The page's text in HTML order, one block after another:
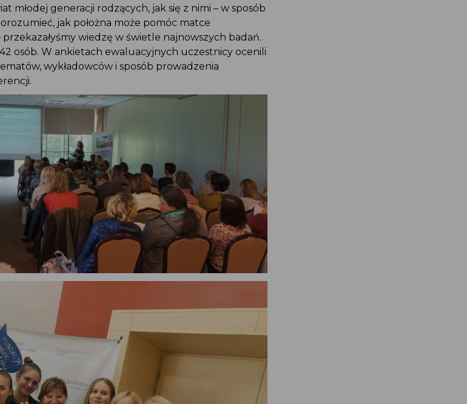
młodej generacji rodzących, jak się z nimi – w sposób
jak położna może pomóc matce
przekazałyśmy wiedzę w świetle najnowszych badań.
osób. W ankietach ewaluacyjnych uczestnicy ocenili
wykładowców i sposób prowadzenia